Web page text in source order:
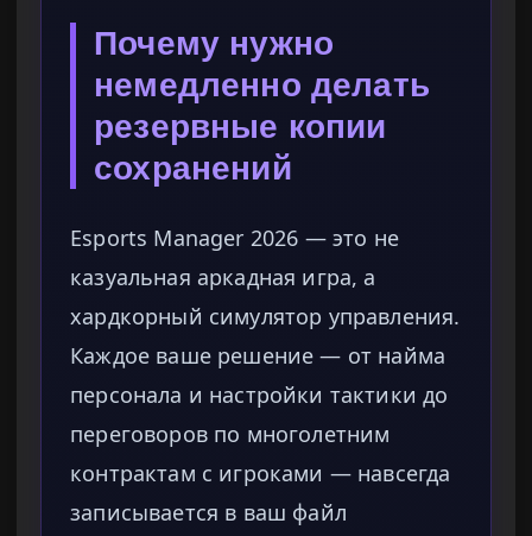
Почему нужно
немедленно делать
резервные копии
сохранений
Esports Manager 2026 — это не
казуальная аркадная игра, а
хардкорный симулятор управления.
Каждое ваше решение — от найма
персонала и настройки тактики до
переговоров по многолетним
контрактам с игроками — навсегда
записывается в ваш файл